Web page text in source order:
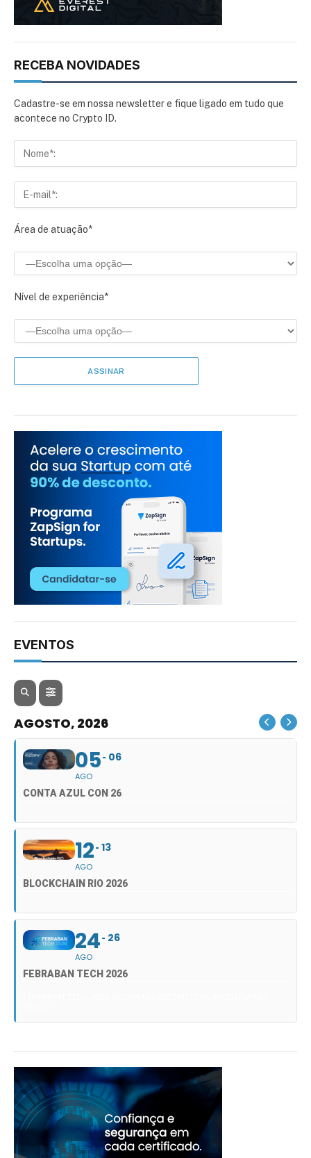
RECEBA NOVIDADES
Cadastre-se em nossa newsletter e fique ligado em tudo que
acontece no Crypto ID.
Área de atuação*
Nível de experiência*
EVENTOS
AGOSTO, 2026
05
AGO
06
CONTA AZUL CON 26
12
AGO
13
BLOCKCHAIN RIO 2026
24
AGO
26
FEBRABAN TECH 2026